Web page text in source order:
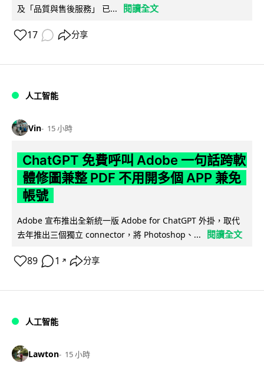
及「品質與售後服務」 已...
閱讀全文
17 分享
人工智能
Vin 15 小時
ChatGPT 免費呼叫 Adobe 一句話跨軟
體修圖兼整 PDF 不用開多個 APP 兼免
帳號
Adobe 宣布推出全新統一版 Adobe for ChatGPT 外掛，取代
去年推出三個獨立 connector，將 Photoshop、...
閱讀全文
89 1 ↗ 分享
人工智能
Lawton 15 小時